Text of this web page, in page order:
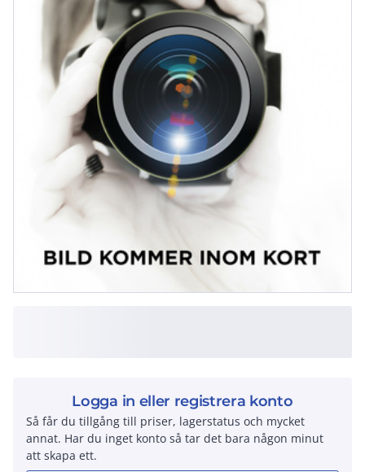
Logga in eller registrera konto
Så får du tillgång till priser, lagerstatus och mycket
annat. Har du inget konto så tar det bara någon minut
att skapa ett.